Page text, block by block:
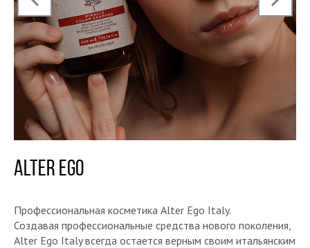
›
Alter ego
Профессиональная косметика Alter Ego Italy.
Создавая профессиональные средства нового поколения,
Alter Ego Italy всегда остается верным своим итальянским